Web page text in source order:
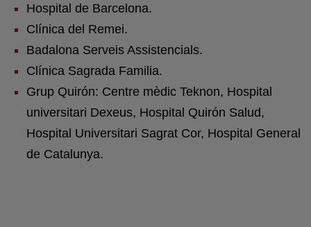
Hospital de Barcelona.
Clínica del Remei.
Badalona Serveis Assistencials.
Clínica Sagrada Familia.
Grup Quirón: Centre mèdic Teknon, Hospital
universitari Dexeus, Hospital Quirón Salud,
Hospital Universitari Sagrat Cor, Hospital General
de Catalunya.